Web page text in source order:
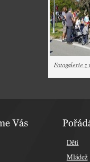
Fotogalerie z
Děti
Mládež